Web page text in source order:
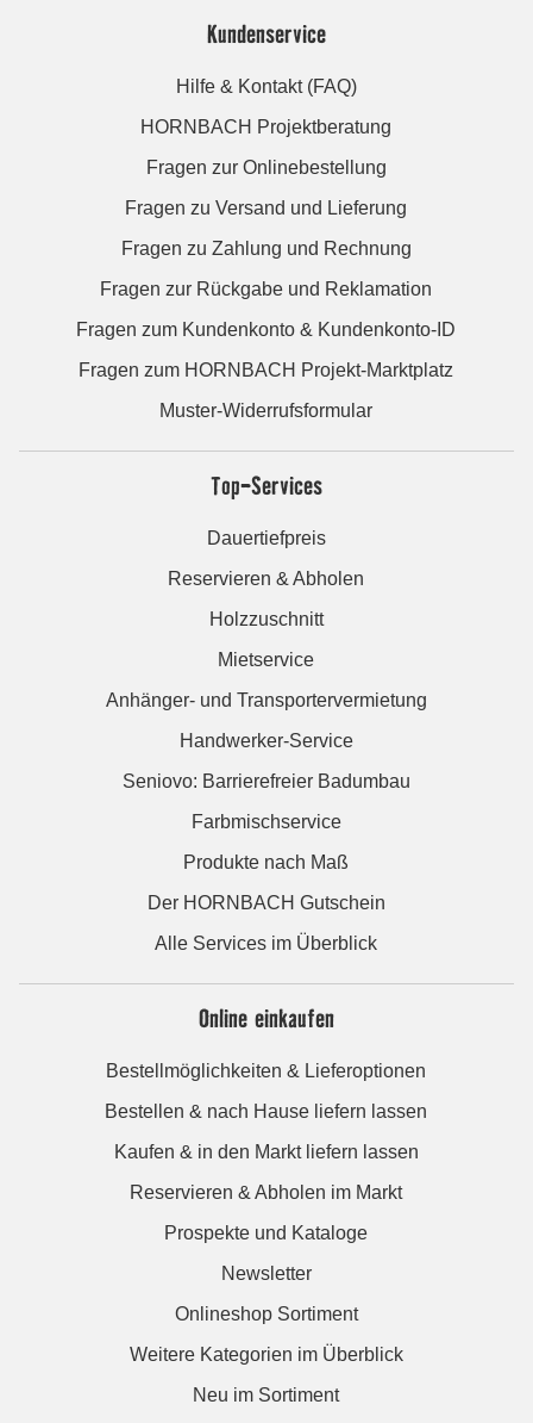
Kundenservice
Hilfe & Kontakt (FAQ)
HORNBACH Projektberatung
Fragen zur Onlinebestellung
Fragen zu Versand und Lieferung
Fragen zu Zahlung und Rechnung
Fragen zur Rückgabe und Reklamation
Fragen zum Kundenkonto & Kundenkonto-ID
Fragen zum HORNBACH Projekt-Marktplatz
Muster-Widerrufsformular
Top-Services
Dauertiefpreis
Reservieren & Abholen
Holzzuschnitt
Mietservice
Anhänger- und Transportervermietung
Handwerker-Service
Seniovo: Barrierefreier Badumbau
Farbmischservice
Produkte nach Maß
Der HORNBACH Gutschein
Alle Services im Überblick
Online einkaufen
Bestellmöglichkeiten & Lieferoptionen
Bestellen & nach Hause liefern lassen
Kaufen & in den Markt liefern lassen
Reservieren & Abholen im Markt
Prospekte und Kataloge
Newsletter
Onlineshop Sortiment
Weitere Kategorien im Überblick
Neu im Sortiment